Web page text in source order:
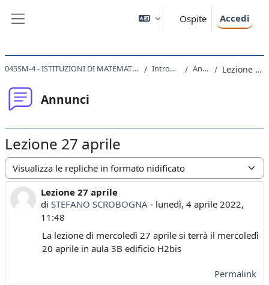
Ospite Accedi
045SM-4 - ISTITUZIONI DI MATEMATICA - MODULO B 2021 Introduzione Annunci Lezione 27 aprile
Annunci
Lezione 27 aprile
Modalità visualizzazione
Lezione 27 aprile
di STEFANO SCROBOGNA- lunedì, 4 aprile 2022,
11:48
Numero di risposte: 0
La lezione di mercoledì 27 aprile si terrà il mercoledì
20 aprile in aula 3B edificio H2bis
Permalink